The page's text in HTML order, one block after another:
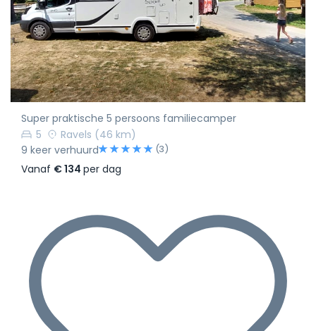
Super praktische 5 persoons familiecamper
5
Ravels (46 km)
9 keer verhuurd
(3)
Vanaf € 134 per dag